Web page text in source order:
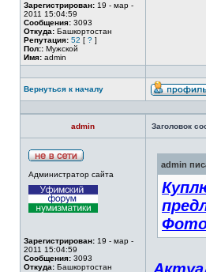
Зарегистрирован: 19 - мар -
2011 15:04:59
Сообщения: 3093
Откуда: Башкортостан
Репутация: 52 [ ? ]
Пол:: Мужской
Имя: admin
Вернуться к началу
admin Заголовок
Администратор сайта
Зарегистрирован: 19 - мар -
2011 15:04:59
Сообщения: 3093
Откуда: Башкортостан
admin